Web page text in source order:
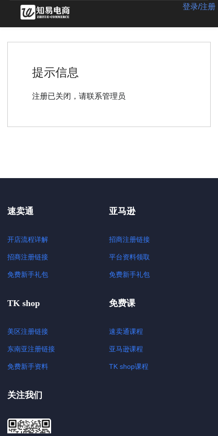
登录/注册
提示信息
注册已关闭，请联系管理员
速卖通
开店流程详解
招商注册链接
免费新手礼包
亚马逊
招商注册链接
平台资料领取
免费新手礼包
TK shop
美区注册链接
东南亚注册链接
免费新手资料
免费课
速卖通课程
亚马逊课程
TK shop课程
关注我们